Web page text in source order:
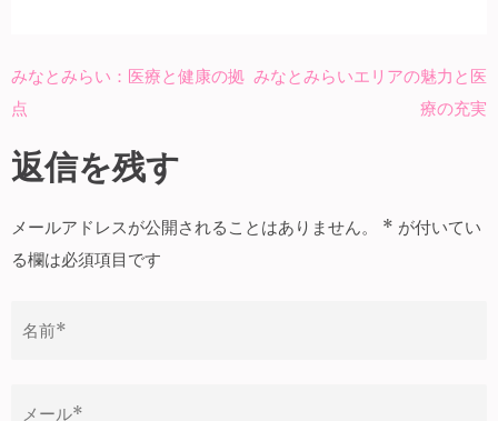
投
稿
ナ
ビ
ゲ
ー
ョ
みなとみらい：医療と健康の拠
点
みなとみらいエリアの魅力と医
療の充実
返信を残す
メールアドレスが公開されることはありません。 * が付いてい
る欄は必須項目です